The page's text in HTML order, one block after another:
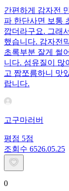
간편하게 감자전
파 한단사면 보통
깝더라구요. 그래
했습니다. 감자전
초록부분 잘게 썰
니다. 섬유질이 많
고 짭쪼름하니 맛
랍니다.
고구마러버
평점 5점
조회수 6526.05.25
0